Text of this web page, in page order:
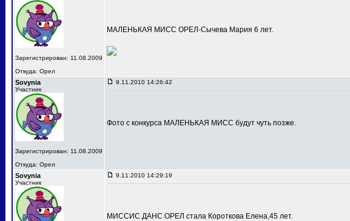
Зарегистрирован: 11.08.2009
Откуда: Орел
МАЛЕНЬКАЯ МИСС ОРЕЛ-Сычева Мария 6 лет.
Sovynia
Участник
Зарегистрирован: 11.08.2009
Откуда: Орел
9.11.2010 14:26:42
Фото с конкурса МАЛЕНЬКАЯ МИСС будут чуть позже.
Sovynia
Участник
9.11.2010 14:29:19
МИССИС ДАНС ОРЕЛ стала Короткова Елена,45 лет.